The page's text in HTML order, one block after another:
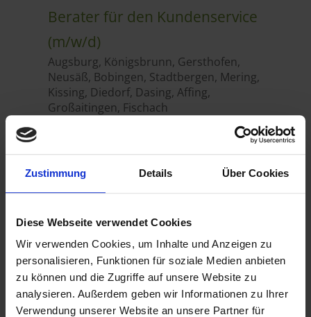
Zustimmung Details Über Cookies
Diese Webseite verwendet Cookies
Wir verwenden Cookies, um Inhalte und Anzeigen zu
personalisieren, Funktionen für soziale Medien anbieten
zu können und die Zugriffe auf unsere Website zu
analysieren. Außerdem geben wir Informationen zu Ihrer
Verwendung unserer Website an unsere Partner für